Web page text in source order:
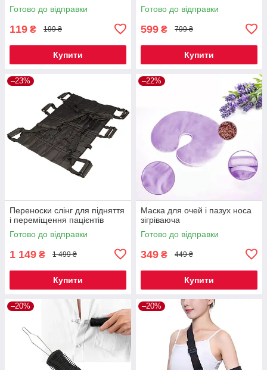
Готово до відправки
119 ₴ 199 ₴
Купити
Готово до відправки
599 ₴ 799 ₴
Купити
–23%
Переноски слінг для підняття
і переміщення пацієнтів
Готово до відправки
1 149 ₴ 1 499 ₴
Купити
–22%
Маска для очей і пазух носа
зігріваюча
Готово до відправки
349 ₴ 449 ₴
Купити
–20% –20%